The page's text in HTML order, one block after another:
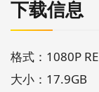
下载信息
格式：1080P
大小：17.9GB